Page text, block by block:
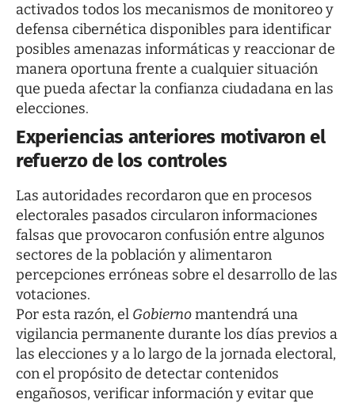
activados todos los mecanismos de monitoreo y
defensa cibernética disponibles para identificar
posibles amenazas informáticas y reaccionar de
manera oportuna frente a cualquier situación
que pueda afectar la confianza ciudadana en las
elecciones.
Experiencias anteriores motivaron el
refuerzo de los controles
Las autoridades recordaron que en procesos
electorales pasados circularon informaciones
falsas que provocaron confusión entre algunos
sectores de la población y alimentaron
percepciones erróneas sobre el desarrollo de las
votaciones.
Por esta razón, el Gobiernomantendrá una
vigilancia permanente durante los días previos a
las elecciones y a lo largo de la jornada electoral,
con el propósito de detectar contenidos
engañosos, verificar información y evitar que